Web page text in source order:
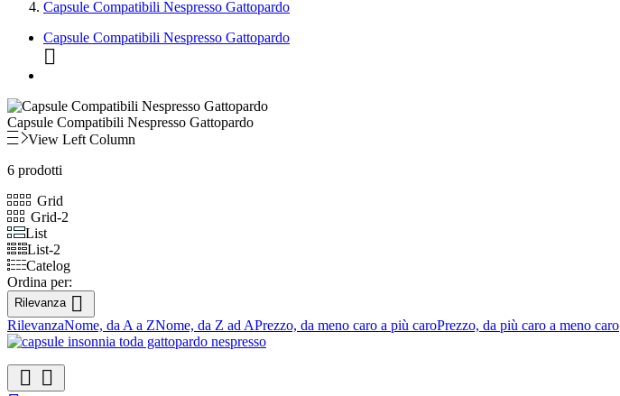
Capsule Compatibili Nespresso Gattopardo
Capsule Compatibili Nespresso Gattopardo

Capsule Compatibili Nespresso Gattopardo
View Left Column
6 prodotti
Grid
Grid-2
List
List-2
Catelog
Ordina per:
Rilevanza 
RilevanzaNome, da A a ZNome, da Z ad APrezzo, da meno caro a più caroPrezzo, da più caro a meno caro
 